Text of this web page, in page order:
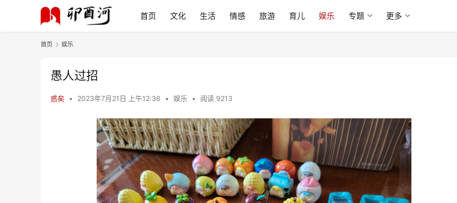
首页 文化 生活 情感 旅游 育儿 娱乐 专题 更多
首页 娱乐
愚人过招
惑矣 • 2023年7月21日 上午12:36 • 娱乐 • 阅读 9213